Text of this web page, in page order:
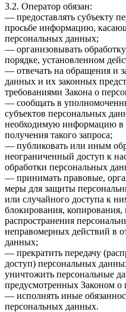
3.2. Оператор обязан:
— предоставлять субъекту
просьбе информацию,
персональных данных;
— организовывать
порядке, установленном
— отвечать на обращения и
данных и их законных
требованиями Закона о
— сообщать в
субъектов персональных
необходимую информацию в
получения такого запроса;
— публиковать или иным
неограниченный доступ к
обработки персональных
— принимать правовые,
меры для защиты
или случайного доступа к
блокирования, копирования,
распространения
неправомерных действий в
данных;
— прекратить передачу
доступ) персональных
уничтожить персональные
предусмотренных Законом о
— исполнять иные
персональных данных.